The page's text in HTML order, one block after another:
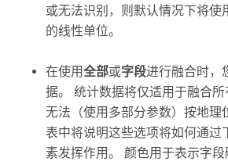
或无法识别，则默认情况下将使
的线性单位。
在使用全部或字段进行融合时，
据。 统计数据将仅适用于融合所
无法（使用多部分参数）按地理
表中将说明这些选项将如何通过
素发挥作用。 颜色用于表示字